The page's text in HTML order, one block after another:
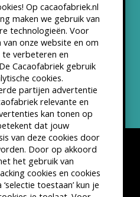
Op cacaofabriek.nl
maken we gebruik van
technologieën. Voor
onze website en om
verbeteren en
Cacaofabriek gebruik
cookies.
partijen advertentie
relevante en
kan tonen op
dat jouw
van deze cookies door
Door op akkoord
het gebruik van
cookies en cookies
toestaan’ kun je
Kleine lettertjes